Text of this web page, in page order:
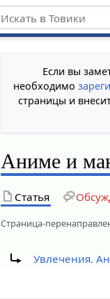
Если вы
необходимо
страницы и
Аниме и
Статья
Страница-
Увлечения.